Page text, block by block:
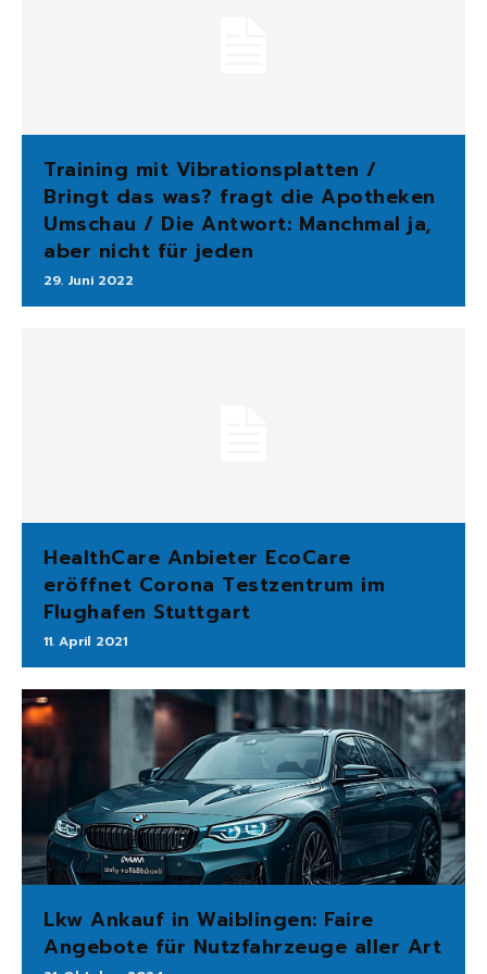
Training mit Vibrationsplatten /
Bringt das was? fragt die Apotheken
Umschau / Die Antwort: Manchmal ja,
aber nicht für jeden
29. Juni 2022
HealthCare Anbieter EcoCare
eröffnet Corona Testzentrum im
Flughafen Stuttgart
11. April 2021
Lkw Ankauf in Waiblingen: Faire
Angebote für Nutzfahrzeuge aller Art